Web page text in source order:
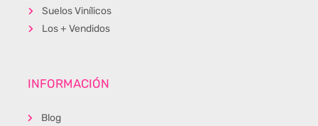
Suelos Vinílicos
Los + Vendidos
INFORMACIÓN
Blog